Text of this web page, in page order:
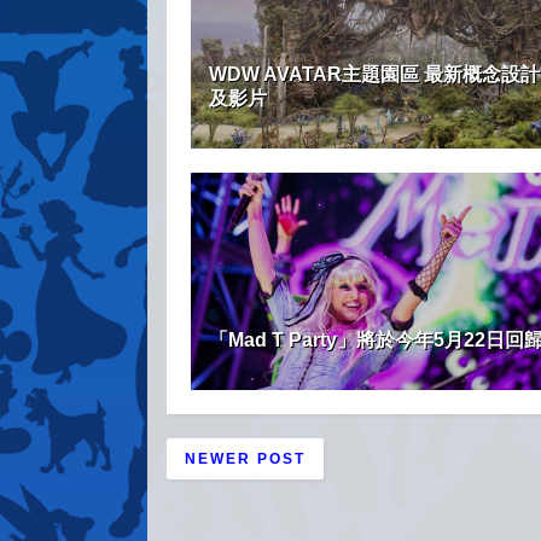
WDW AVATAR主題園區 最新概念設
及影片
「Mad T Party」將於今年5月22日回
NEWER POST